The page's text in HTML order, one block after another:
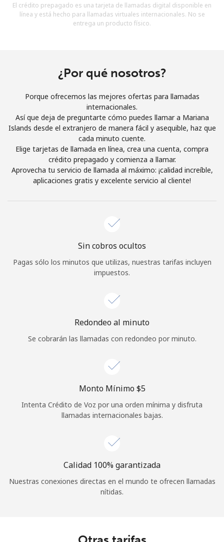
Al abrir una cuenta en este sitio web, estoy de acuerdo con
Únete
¡Hola!
Inicia sesión oREGÍSTRATE →
o
Continuar con
El crédito prepagado es una tarjeta de llamadas digital disponible en
línea y está hecho para llamadas virtuales internacionales. No se
entrega un producto físico.
¿Por qué nosotros?
Porque ofrecemos las mejores ofertas para llamadas
internacionales.
Así que deja de preguntarte cómo puedes llamar a Mariana
Islands desde el extranjero de manera fácil y asequible, haz que
cada minuto cuente.
Elige tarjetas de llamada en línea, crea una cuenta, compra
crédito prepagado y comienza a llamar.
Aprovecha tu servicio de llamada al máximo: ¡calidad increíble,
aplicaciones gratis y excelente servicio al cliente!
Sin cobros ocultos
Pagas sólo los minutos que utilizas, nuestras tarifas incluyen
impuestos.
Redondeo al minuto
Se cobrarán las llamadas con redondeo por minuto.
Monto Mínimo ⁦$5⁩
Intenta Crédito de Voz por una orden mínima y disfruta
llamadas internacionales bajas.
Calidad 100% garantizada
Nuestras conexiones directas en el mundo te ofrecen llamadas
nítidas.